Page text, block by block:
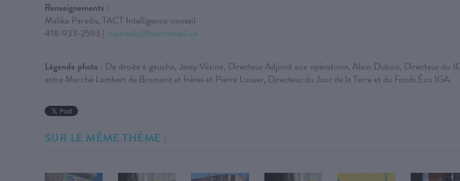
Renseignements :
Malika Paradis, TACT Intelligence-conseil
418-933-2593 | mparadis@tactconseil.ca
Légende photo : De droite à gauche, Jessy Vézina, Directeur Adjoint aux opérations, Alain Dubois, Directeur du
extra Marché Lambert de Bromont et frères et Pierre Lussier, Directeur du Jour de la Terre et du Fonds Éco IGA.
SUR LE MÊME THÈME :